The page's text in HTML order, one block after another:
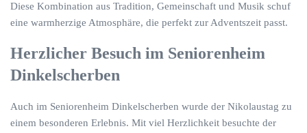
Diese Kombination aus Tradition, Gemeinschaft und Musik schuf
eine warmherzige Atmosphäre, die perfekt zur Adventszeit passt.
Herzlicher Besuch im Seniorenheim
Dinkelscherben
Auch im Seniorenheim Dinkelscherben wurde der Nikolaustag zu
einem besonderen Erlebnis. Mit viel Herzlichkeit besuchte der